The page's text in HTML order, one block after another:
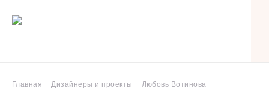
Главная Дизайнеры и проекты Любовь Вотинова